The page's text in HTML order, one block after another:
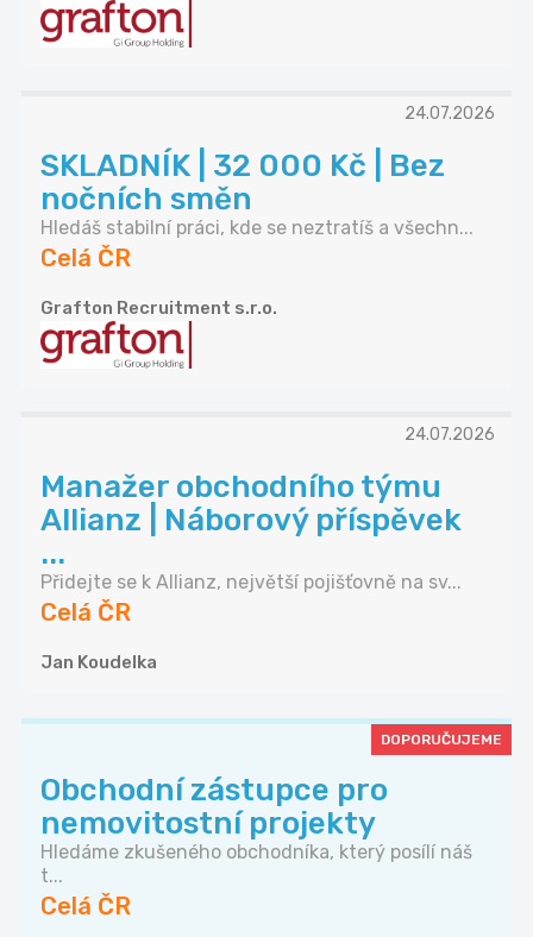
24.07.2026
SKLADNÍK | 32 000 Kč | Bez
nočních směn
Hledáš stabilní práci, kde se neztratíš a všechn...
Celá ČR
Grafton Recruitment s.r.o.
24.07.2026
Manažer obchodního týmu
Allianz | Náborový příspěvek
...
Přidejte se k Allianz, největší pojišťovně na sv...
Celá ČR
Jan Koudelka
DOPORUČUJEME
Obchodní zástupce pro
nemovitostní projekty
Hledáme zkušeného obchodníka, který posílí náš
t...
Celá ČR